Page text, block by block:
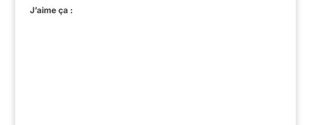
J’aime ça :